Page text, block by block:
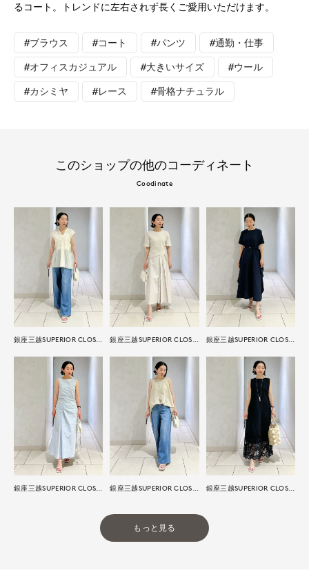
るコート。トレンドに左右されず長くご愛用いただけます。
#ブラウス #コート #パンツ #通勤・仕事
#オフィスカジュアル #大きいサイズ #ウール
#カシミヤ #レース #骨格ナチュラル
このショップの他のコーディネート
Coodinate
もっと見る